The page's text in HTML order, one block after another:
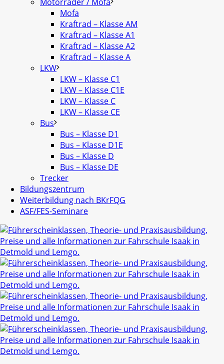
Mofa
Kraftrad – Klasse AM
Kraftrad – Klasse A1
Kraftrad – Klasse A2
Kraftrad – Klasse A
LKW
LKW – Klasse C1
LKW – Klasse C1E
LKW – Klasse C
LKW – Klasse CE
Bus
Bus – Klasse D1
Bus – Klasse D1E
Bus – Klasse D
Bus – Klasse DE
Trecker
Bildungszentrum
Weiterbildung nach BKrFQG
ASF/FES-Seminare